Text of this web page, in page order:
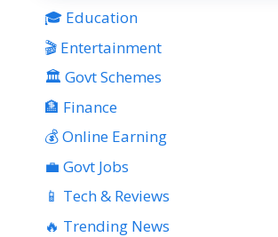
🎓 Education
🎬 Entertainment
🏛 Govt Schemes
🏦 Finance
💰 Online Earning
💼 Govt Jobs
📱 Tech & Reviews
🔥 Trending News